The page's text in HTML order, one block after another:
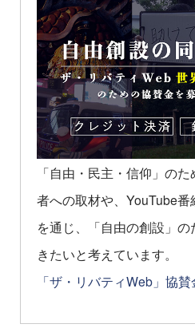
「自由・民主・信仰」の
者への取材や、YouTube
を通じ、「自由の創設」
きたいと考えています。
「ザ・リバティWeb」協